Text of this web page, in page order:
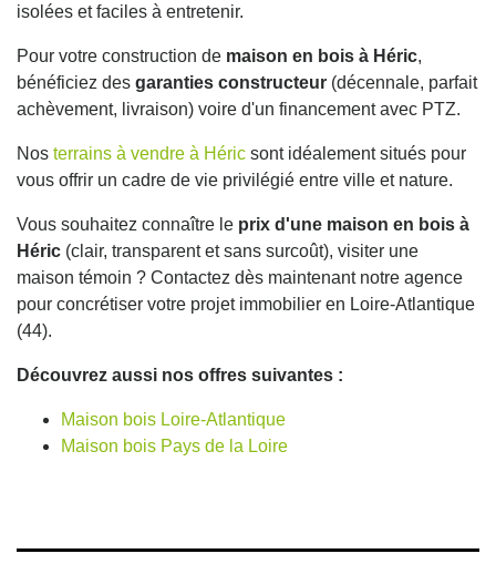
isolées et faciles à entretenir.
Pour votre construction de maison en bois à Héric,
bénéficiez des garanties constructeur (décennale, parfait
achèvement, livraison) voire d'un financement avec PTZ.
Nos terrains à vendre à Héric sont idéalement situés pour
vous offrir un cadre de vie privilégié entre ville et nature.
Vous souhaitez connaître le prix d'une maison en bois à
Héric (clair, transparent et sans surcoût), visiter une
maison témoin ? Contactez dès maintenant notre agence
pour concrétiser votre projet immobilier en Loire-Atlantique
(44).
Découvrez aussi nos offres suivantes :
Maison bois Loire-Atlantique
Maison bois Pays de la Loire